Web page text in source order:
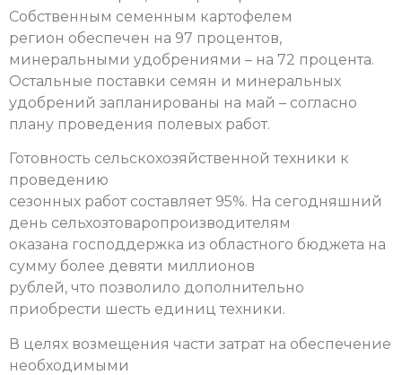
Собственным семенным картофелем
регион обеспечен на 97 процентов,
минеральными удобрениями – на 72 процента.
Остальные поставки семян и минеральных
удобрений запланированы на май – согласно
плану проведения полевых работ.
Готовность сельскохозяйственной техники к
проведению
сезонных работ составляет 95%. На сегодняшний
день сельхозтоваропроизводителям
оказана господдержка из областного бюджета на
сумму более девяти миллионов
рублей, что позволило дополнительно
приобрести шесть единиц техники.
В целях возмещения части затрат на обеспечение
необходимыми